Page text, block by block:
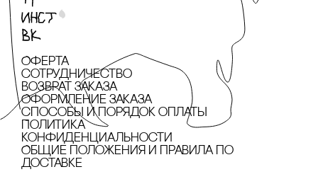
Оферта
сотрудничество
Возврат заказа
Оформление заказа
cпособы и порядок оплаты
Политика
конфиденциальности
Общие положения и правила по
доставке